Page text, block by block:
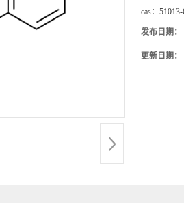
cas：
发布日期：
更新日期：